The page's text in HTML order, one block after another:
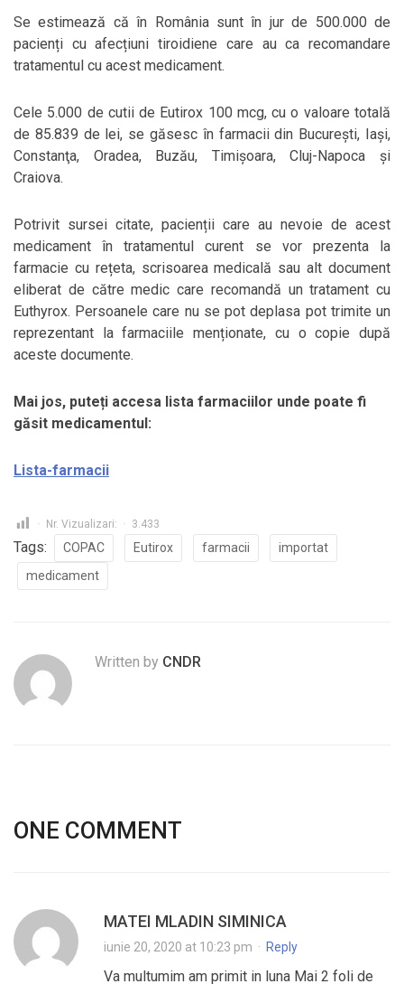
Se estimează că în România sunt în jur de 500.000 de
pacienți cu afecțiuni tiroidiene care au ca recomandare
tratamentul cu acest medicament.
Cele 5.000 de cutii de Eutirox 100 mcg, cu o valoare totală
de 85.839 de lei, se găsesc în farmacii din Bucureşti, Iaşi,
Constanţa, Oradea, Buzău, Timişoara, Cluj-Napoca şi
Craiova.
Potrivit sursei citate, pacienții care au nevoie de acest
medicament în tratamentul curent se vor prezenta la
farmacie cu rețeta, scrisoarea medicală sau alt document
eliberat de către medic care recomandă un tratament cu
Euthyrox. Persoanele care nu se pot deplasa pot trimite un
reprezentant la farmaciile menționate, cu o copie după
aceste documente.
Mai jos, puteți accesa lista farmaciilor unde poate fi
găsit medicamentul:
Lista-farmacii
Nr. Vizualizari: 3.433
Tags: COPAC Eutirox farmacii
importat
medicament
Written by CNDR
ONE COMMENT
MATEI MLADIN SIMINICA
iunie 20, 2020 at 10:23 pm · Reply
Va multumim am primit in luna Mai 2 foli de